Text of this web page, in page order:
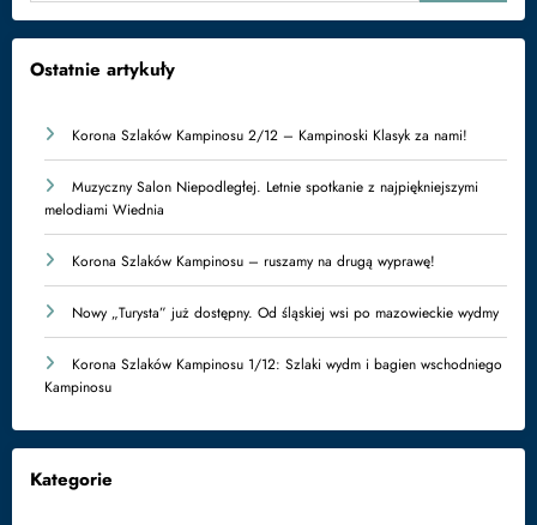
Ostatnie artykuły
Korona Szlaków Kampinosu 2/12 – Kampinoski Klasyk za nami!
Muzyczny Salon Niepodległej. Letnie spotkanie z najpiękniejszymi
melodiami Wiednia
Korona Szlaków Kampinosu – ruszamy na drugą wyprawę!
Nowy „Turysta” już dostępny. Od śląskiej wsi po mazowieckie wydmy
Korona Szlaków Kampinosu 1/12: Szlaki wydm i bagien wschodniego
Kampinosu
Kategorie